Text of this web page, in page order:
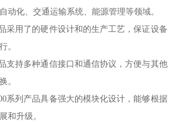
动化、交通运输系统、能源管理等领域。
采用了的硬件设计和的生产工艺，保证设备
。
支持多种通信接口和通信协议，方便与其他
。
系列产品具备强大的模块化设计，能够根据
和升级。